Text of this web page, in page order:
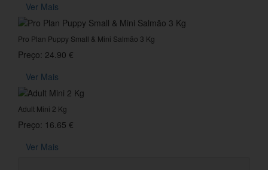
Ver Mais
Pro Plan Puppy Small & Mini Salmão 3 Kg
Preço: 24.90 €
Ver Mais
Adult Mini 2 Kg
Preço: 16.65 €
Ver Mais